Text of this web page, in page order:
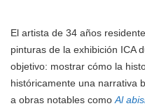
El artista de 34 años
pinturas de la exhibición ICA
objetivo: mostrar cómo la
históricamente una narrativa
a obras notables como Al